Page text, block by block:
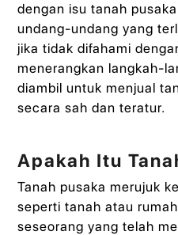
dengan isu tanah
undang-undang yang
jika tidak difahami
menerangkan langkah-
diambil untuk menjual
secara sah dan teratur.
Apakah Itu
Tanah pusaka merujuk
seperti tanah atau
seseorang yang telah